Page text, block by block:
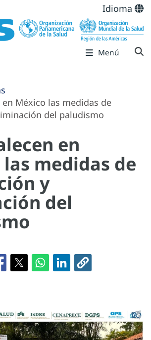
Idioma
Menú
México las medidas de
del paludismo
en
medidas de
y
del